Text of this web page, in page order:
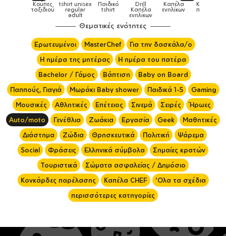
Κούπες
ταξιδιού
tshirt unisex
regular
adult
Παιδικό
tshirt
Drill
Καπέλα
ενηλίκων
Καπέλα
ενηλίκων
Καπέλα
παιδικά
Θεματικές ενότητες
Ερωτευμένοι MasterChef
Για την δασκάλα/ο
Η ημέρα της μητέρας
Η ημέρα του πατέρα
Bachelor / Γάμος
Βάπτιση
Baby on Board
Παππούς, Γιαγιά
Μωράκι Baby shower Παιδικά 1-5
Gaming
Μουσικές
Αθλητικές Επέτειος Σινεμά Σειρές
Ήρωες
Auto/moto
Γενέθλια Ζωάκια Εργασία Geek
Μαθητικές
Διάστημα
Ζώδια Θρησκευτικά Πολιτική
Ψάρεμα
Social
Φράσεις Ελληνικά σύμβολα
Σημαίες κρατών
Τουριστικά
Σώματα ασφαλείας / Δημόσιο
Κονκάρδες παρέλασης
Καπέλα CHEF
'Ολα τα σχέδια
περισσότερες κατηγορίες